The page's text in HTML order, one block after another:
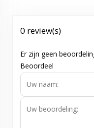
0 review(s)
Er zijn geen
Beoordeel